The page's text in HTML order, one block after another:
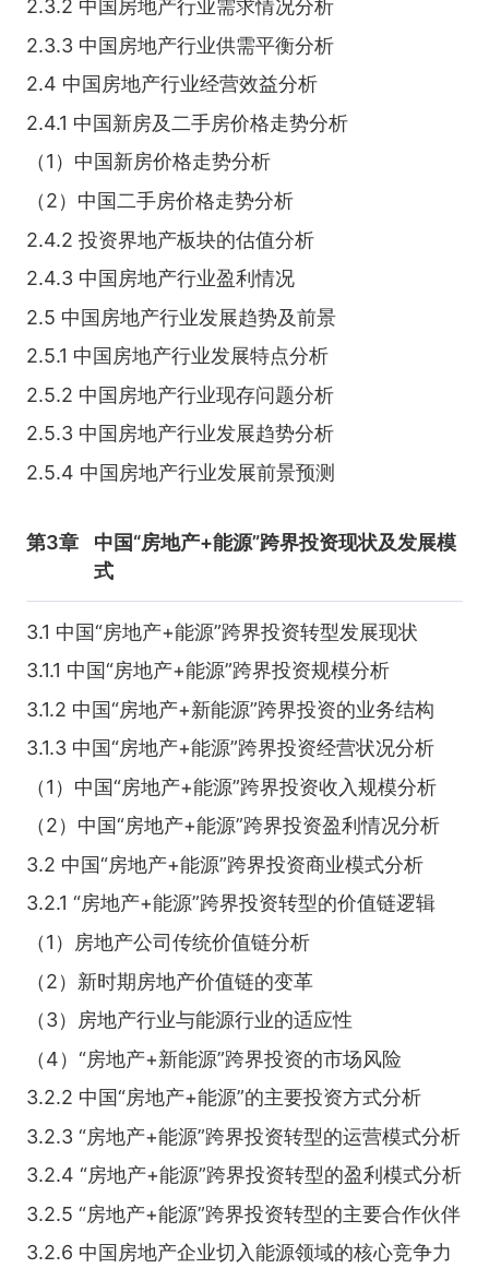
2.3.2 中国房地产行业需求情况分析
2.3.3 中国房地产行业供需平衡分析
2.4 中国房地产行业经营效益分析
2.4.1 中国新房及二手房价格走势分析
（1）中国新房价格走势分析
（2）中国二手房价格走势分析
2.4.2 投资界地产板块的估值分析
2.4.3 中国房地产行业盈利情况
2.5 中国房地产行业发展趋势及前景
2.5.1 中国房地产行业发展特点分析
2.5.2 中国房地产行业现存问题分析
2.5.3 中国房地产行业发展趋势分析
2.5.4 中国房地产行业发展前景预测
第3章
中国“房地产+能源”跨界投资现状及发展模
式
3.1 中国“房地产+能源”跨界投资转型发展现状
3.1.1 中国“房地产+能源”跨界投资规模分析
3.1.2 中国“房地产+新能源”跨界投资的业务结构
3.1.3 中国“房地产+能源”跨界投资经营状况分析
（1）中国“房地产+能源”跨界投资收入规模分析
（2）中国“房地产+能源”跨界投资盈利情况分析
3.2 中国“房地产+能源”跨界投资商业模式分析
3.2.1 “房地产+能源”跨界投资转型的价值链逻辑
（1）房地产公司传统价值链分析
（2）新时期房地产价值链的变革
（3）房地产行业与能源行业的适应性
（4）“房地产+新能源”跨界投资的市场风险
3.2.2 中国“房地产+能源”的主要投资方式分析
3.2.3 “房地产+能源”跨界投资转型的运营模式分析
3.2.4 “房地产+能源”跨界投资转型的盈利模式分析
3.2.5 “房地产+能源”跨界投资转型的主要合作伙伴
3.2.6 中国房地产企业切入能源领域的核心竞争力